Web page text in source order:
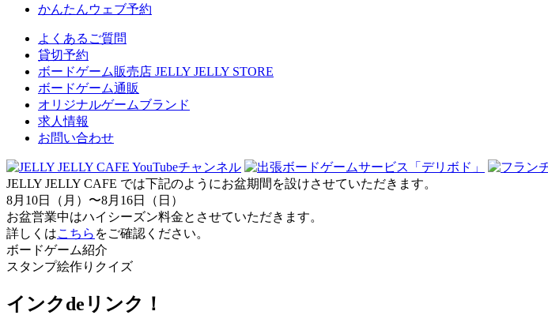
かんたんウェブ予約
よくあるご質問
貸切予約
ボードゲーム販売店 JELLY JELLY STORE
ボードゲーム通販
オリジナルゲームブランド
求人情報
お問い合わせ
JELLY JELLY CAFE では下記のようにお盆期間を設けさせていただきます。
8月10日（月）〜8月16日（日）
お盆営業中はハイシーズン料金とさせていただきます。
詳しくはこちら をご確認ください。
ボードゲーム紹介
スタンプ絵作りクイズ
インクdeリンク！